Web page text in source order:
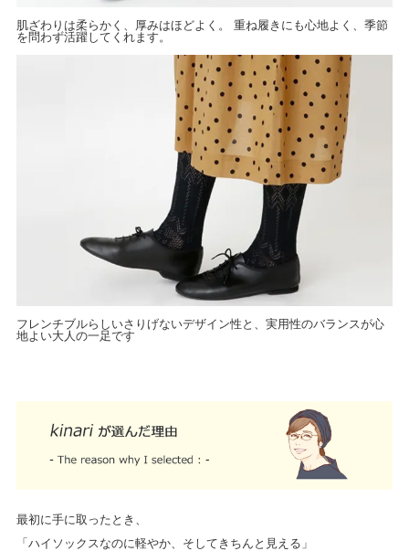
肌ざわりは柔らかく、厚みはほどよく。 重ね履きにも心地よく、季節
を問わず活躍してくれます。
フレンチブルらしいさりげないデザイン性と、実用性のバランスが心
地よい大人の一足です
最初に手に取ったとき、
「ハイソックスなのに軽やか、そしてきちんと見える」